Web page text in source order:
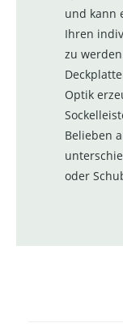
und kann
Ihren
zu
Optik
Belieben
oder